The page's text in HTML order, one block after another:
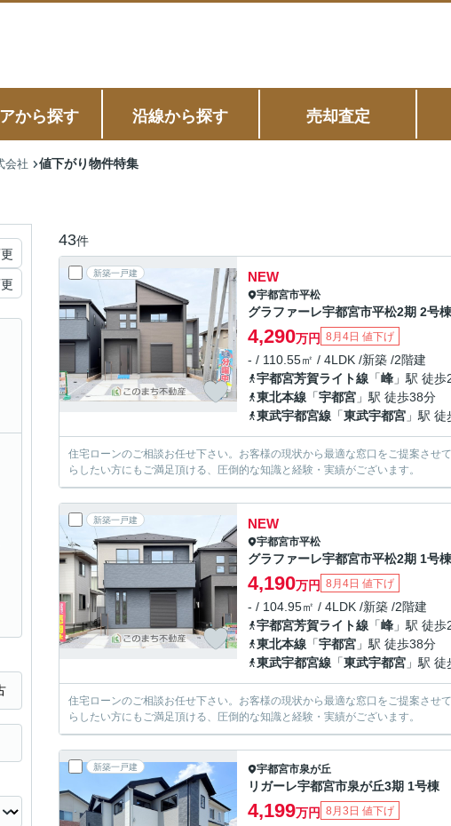
から探す 沿線から探す 売却査定
会社 値下がり物件特集
43件
新築一戸建 NEW
宇都宮市平松
グラファーレ宇都宮市平松2期 2号棟
4,290万円 8月4日 値下げ
- / 110.55㎡ / 4LDK /新築 /2階建
宇都宮芳賀ライト線 「峰 」駅 徒歩
東北本線 「宇都宮 」駅 徒歩38分
東武宇都宮線 「東武宇都宮 」駅
住宅ローンのご相談お任せ下さい。お客様の現状から最適な窓口をご提案さ
らしたい方にもご満足頂ける、圧倒的な知識と経験・実績がございます。
新築一戸建 NEW
宇都宮市平松
グラファーレ宇都宮市平松2期 1号棟
4,190万円 8月4日 値下げ
- / 104.95㎡ / 4LDK /新築 /2階建
宇都宮芳賀ライト線 「峰 」駅 徒歩
東北本線 「宇都宮 」駅 徒歩38分
東武宇都宮線 「東武宇都宮 」駅
住宅ローンのご相談お任せ下さい。お客様の現状から最適な窓口をご提案さ
らしたい方にもご満足頂ける、圧倒的な知識と経験・実績がございます。
新築一戸建 宇都宮市泉が丘
リガーレ宇都宮市泉が丘3期 1号棟
4,199万円 8月3日 値下げ